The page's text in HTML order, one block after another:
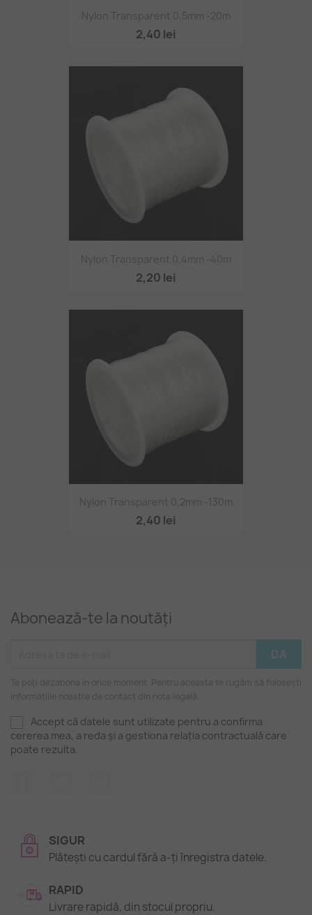
Nylon Transparent 0,5mm -20m
2,40 lei
Nylon Transparent 0,4mm -40m
2,20 lei
Nylon Transparent 0,2mm -130m
2,40 lei
Abonează-te la noutăți
Te poți dezabona în orice moment. Pentru aceasta te rugăm să folosești
informațiile noastre de contact din nota legală.
Accept că datele sunt utilizate pentru a confirma
cererea mea, a reda și a gestiona relația contractuală care
poate rezulta.
SIGUR
Plătești cu cardul fără a-ți înregistra datele.
RAPID
Livrare rapidă, din stocul propriu.